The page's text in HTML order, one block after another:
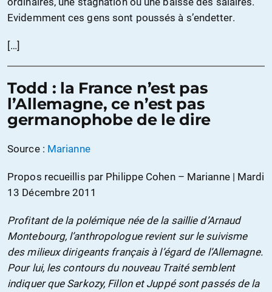
Evidemment ces gens sont poussés à s’endetter.
[…]
Todd : la France n’est pas
l’Allemagne, ce n’est pas
germanophobe de le dire
Source : Marianne
Propos recueillis par Philippe Cohen – Marianne | Mardi
13 Décembre 2011
Profitant de la polémique née de la saillie d’Arnaud
Montebourg, l’anthropologue revient sur le suivisme
des milieux dirigeants français à l’égard de l’Allemagne.
Pour lui, les contours du nouveau Traité semblent
indiquer que Sarkozy, Fillon et Juppé sont passés de la